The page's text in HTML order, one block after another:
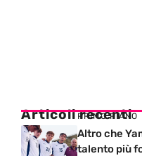
Articoli recenti
PRIMO PIANO
Altro che
talento più